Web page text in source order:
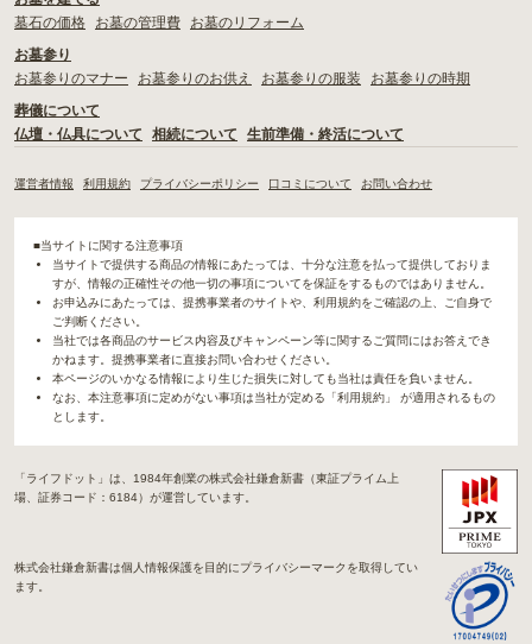
墓石の価格
お墓の管理費
お墓のリフォーム
お墓参り
お墓参りのマナー
お墓参りのお供え お墓参りの服装
お墓参りの時期
葬儀について
仏壇・仏具について
相続について 生前準備・終活について
運営者情報 利用規約 プライバシーポリシー 口コミについて お問い合わせ
■当サイトに関する注意事項
当サイトで提供する商品の情報にあたっては、十分な注意を払って提供しておりま
すが、情報の正確性その他一切の事項についてを保証をするものではありません。
お申込みにあたっては、提携事業者のサイトや、利用規約をご確認の上、ご自身で
ご判断ください。
当社では各商品のサービス内容及びキャンペーン等に関するご質問にはお答えでき
かねます。提携事業者に直接お問い合わせください。
本ページのいかなる情報により生じた損失に対しても当社は責任を負いません。
なお、本注意事項に定めがない事項は当社が定める「利用規約」 が適用されるもの
とします。
「ライフドット」は、1984年創業の株式会社鎌倉新書（東証プライム上
場、証券コード：6184）が運営しています。
株式会社鎌倉新書は個人情報保護を目的にプライバシーマークを取得してい
ます。